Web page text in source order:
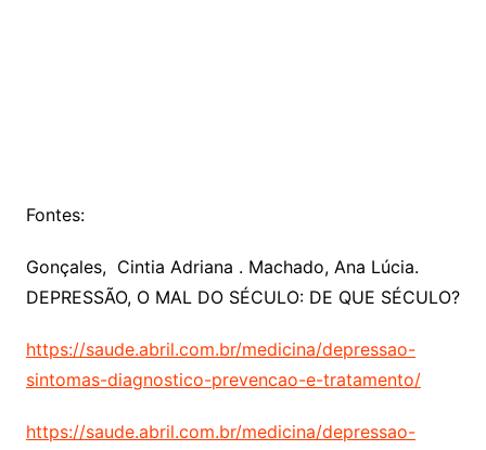
Fontes:
Gonçales, Cintia Adriana . Machado, Ana Lúcia.
DEPRESSÃO, O MAL DO SÉCULO: DE QUE SÉCULO?
https://saude.abril.com.br/medicina/depressao-
sintomas-diagnostico-prevencao-e-tratamento/
https://saude.abril.com.br/medicina/depressao-